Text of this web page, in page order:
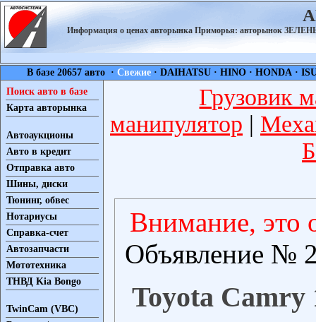
Информация о ценах авторынка Приморья: авторынок
В базе 20657 авто ·Свежие ·DAIHATSU ·HINO ·HONDA ·
Поиск авто в базе
Карта авторынка
Автоаукционы
Авто в кредит
Отправка авто
Шины, диски
Тюнинг, обвес
Нотариусы
Справка-счет
Автозапчасти
Мототехника
ТНВД Kia Bongo
TwinCam (VBC)
Грузовик
манипулятор |
Внимание, это
Объявление №
Toyota Camry